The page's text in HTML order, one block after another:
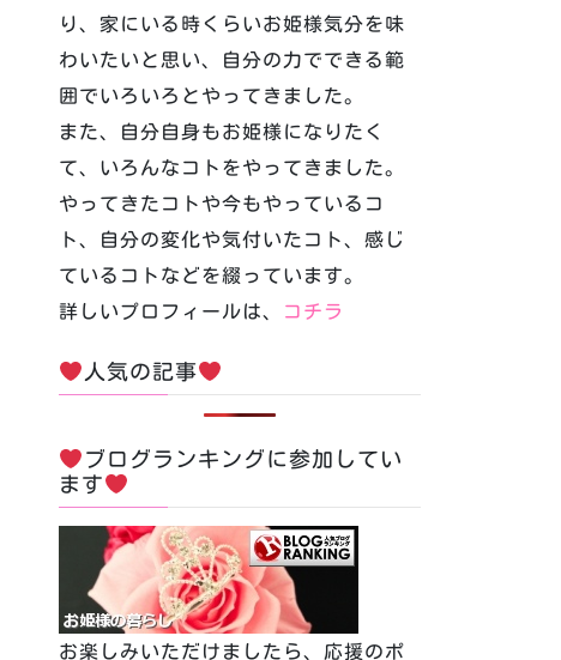
り、家にいる時くらいお姫様気分を味
わいたいと思い、自分の力でできる範
囲でいろいろとやってきました。
また、自分自身もお姫様になりたく
て、いろんなコトをやってきました。
やってきたコトや今もやっているコ
ト、自分の変化や気付いたコト、感じ
ているコトなどを綴っています。
詳しいプロフィールは、
コチラ
人気の記事
ブログランキングに参加してい
ます
お楽しみいただけましたら、応援のポ